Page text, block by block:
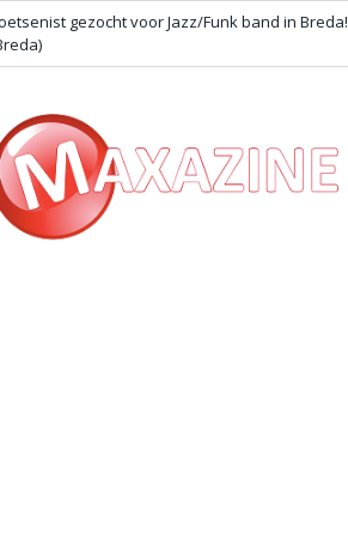
gezocht voor Jazz/Funk band in Breda!